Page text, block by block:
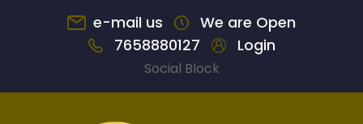
e-mail us
We are Open
7658880127
Login
Social Block